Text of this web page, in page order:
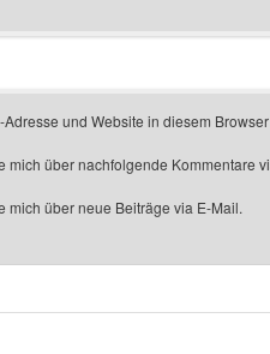
Adresse und Website in diesem
mich über nachfolgende Kommentare
mich über neue Beiträge via E-Mail.